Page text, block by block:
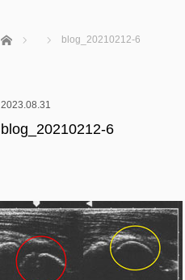
ホーム blog_20210212-6
2023.08.31
blog_20210212-6